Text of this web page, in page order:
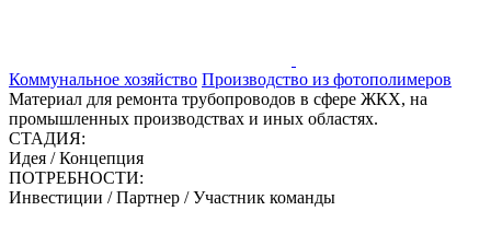
Коммунальное хозяйство Производство из фотополимеров
Материал для ремонта трубопроводов в сфере ЖКХ, на
промышленных производствах и иных областях.
СТАДИЯ:
Идея / Концепция
ПОТРЕБНОСТИ:
Инвестиции / Партнер / Участник команды